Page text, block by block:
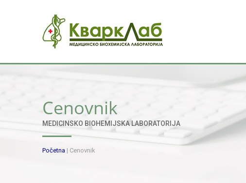
Cenovnik
MEDICINSKO BIOHEMIJSKA LABORATORIJA
Početna | Cenovnik